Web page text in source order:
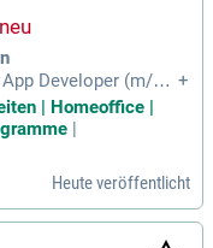
Developer (m/w/
bequem von zu Ha
zu den führende
jetzt!
+
| Homeoffice |
Heute veröffentlicht